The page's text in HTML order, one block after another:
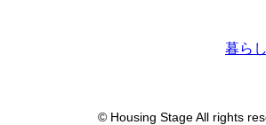
暮ら
© Housing Stage All rights